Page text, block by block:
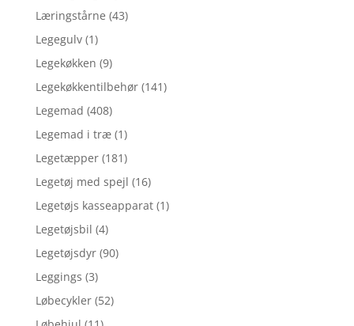
Læringstårne (43)
Legegulv (1)
Legekøkken (9)
Legekøkkentilbehør (141)
Legemad (408)
Legemad i træ (1)
Legetæpper (181)
Legetøj med spejl (16)
Legetøjs kasseapparat (1)
Legetøjsbil (4)
Legetøjsdyr (90)
Leggings (3)
Løbecykler (52)